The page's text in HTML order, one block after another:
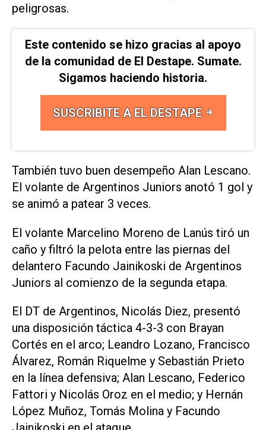
peligrosas.
Este contenido se hizo gracias al apoyo
de la comunidad de El Destape. Sumate.
Sigamos haciendo historia.
SUSCRIBITE A EL DESTAPE
También tuvo buen desempeño Alan Lescano.
El volante de Argentinos Juniors anotó 1 gol y
se animó a patear 3 veces.
El volante Marcelino Moreno de Lanús tiró un
caño y filtró la pelota entre las piernas del
delantero Facundo Jainikoski de Argentinos
Juniors al comienzo de la segunda etapa.
El DT de Argentinos, Nicolás Diez, presentó
una disposición táctica 4-3-3 con Brayan
Cortés en el arco; Leandro Lozano, Francisco
Álvarez, Román Riquelme y Sebastián Prieto
en la línea defensiva; Alan Lescano, Federico
Fattori y Nicolás Oroz en el medio; y Hernán
López Muñoz, Tomás Molina y Facundo